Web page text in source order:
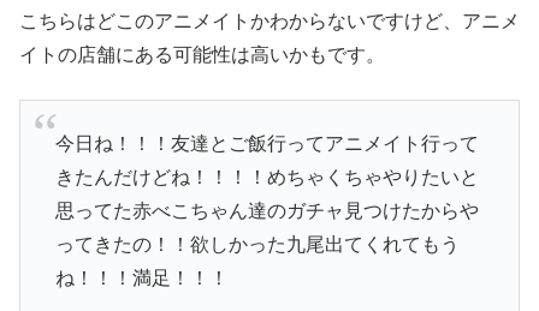
こちらはどこのアニメイトかわからないですけど、アニメ
イトの店舗にある可能性は高いかもです。
今日ね！！！友達とご飯行ってアニメイト行って
きたんだけどね！！！！めちゃくちゃやりたいと
思ってた赤べこちゃん達のガチャ見つけたからや
ってきたの！！欲しかった九尾出てくれてもう
ね！！！満足！！！